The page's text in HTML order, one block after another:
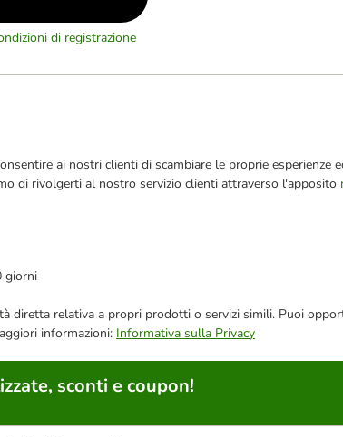
di registrazione
ai nostri clienti di scambiare le proprie
di rivolgerti al nostro servizio clienti attraverso l'apposito
giorni
relativa a propri prodotti o servizi simili. Puoi
informazioni: Informativa sulla Privacy
sconti e coupon!